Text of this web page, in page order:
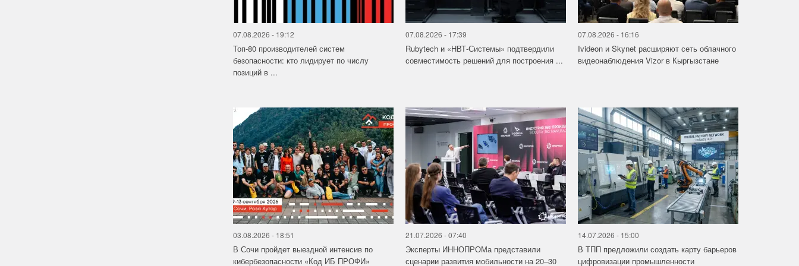
07.08.2026 - 19:12
Топ-80 производителей систем
безопасности: кто лидирует по числу
позиций в ...
07.08.2026 - 17:39
Rubytech и «НВТ-Системы» подтвердили
совместимость решений для построения ...
07.08.2026 - 16:16
Ivideon и Skynet расширяют сеть облачного
видеонаблюдения Vizor в Кыргызстане
03.08.2026 - 18:51
В Сочи пройдет выездной интенсив по
кибербезопасности «Код ИБ ПРОФИ»
21.07.2026 - 07:40
Эксперты ИННОПРОМа представили
сценарии развития мобильности на 20–30
14.07.2026 - 15:00
В ТПП предложили создать карту барьеров
цифровизации промышленности